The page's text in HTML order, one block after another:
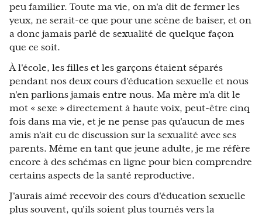
peu familier. Toute ma vie, on m'a dit de fermer les
yeux, ne serait-ce que pour une scène de baiser, et on
a donc jamais parlé de sexualité de quelque façon
que ce soit.
À l'école, les filles et les garçons étaient séparés
pendant nos deux cours d'éducation sexuelle et nous
n'en parlions jamais entre nous. Ma mère m'a dit le
mot « sexe » directement à haute voix, peut-être cinq
fois dans ma vie, et je ne pense pas qu'aucun de mes
amis n'ait eu de discussion sur la sexualité avec ses
parents. Même en tant que jeune adulte, je me réfère
encore à des schémas en ligne pour bien comprendre
certains aspects de la santé reproductive.
J'aurais aimé recevoir des cours d'éducation sexuelle
plus souvent, qu'ils soient plus tournés vers la